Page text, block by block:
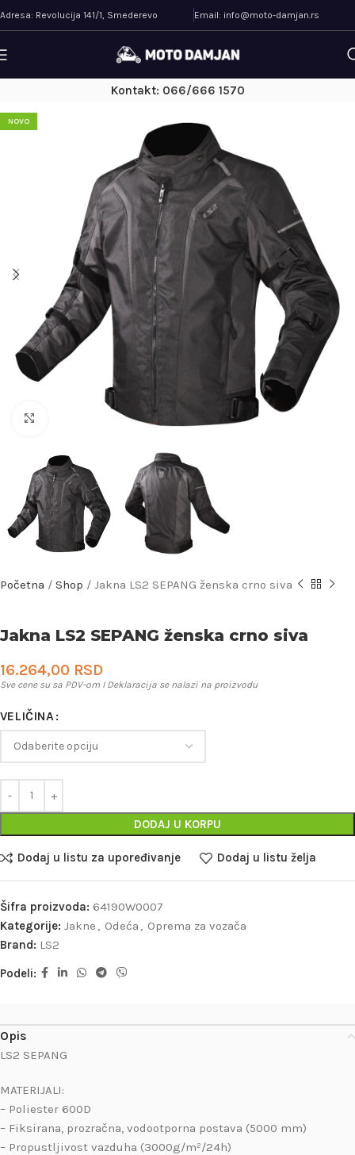
Adresa: Revolucija 141/1, Smederevo Email: info@moto-damjan.rs
Kontakt: 066/666 1570
NOVO
Početna / Shop / Jakna LS2 SEPANG ženska crno siva
Jakna LS2 SEPANG ženska crno siva
16.264,00 RSD
Sve cene su sa PDV-om I Deklaracija se nalazi na proizvodu
VELIČINA
DODAJ U KORPU
Dodaj u listu za upoređivanje Dodaj u listu želja
Šifra proizvoda: 64190W0007
Kategorije: Jakne , Odeća , Oprema za vozača
Brand: LS2
Podeli:
Opis
LS2 SEPANG
MATERIJALI:
– Poliester 600D
– Fiksirana, prozračna, vodootporna postava (5000 mm)
– Propustljivost vazduha (3000g/m²/24h)